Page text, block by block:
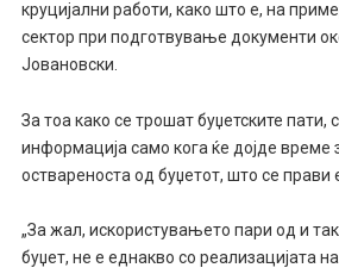
круцијални работи, како што е, на
сектор при подготвување документи
Јовановски.
За тоа како се трошат буџетските пати,
информација само кога ќе дојде време
оствареноста од буџетот, што се
„За жал, искористувањето пари од и
буџет, не е еднакво со реализацијата